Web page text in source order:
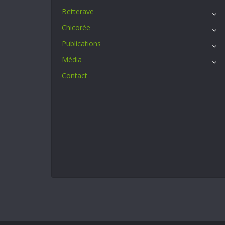
Betterave
Chicorée
Publications
Média
Contact